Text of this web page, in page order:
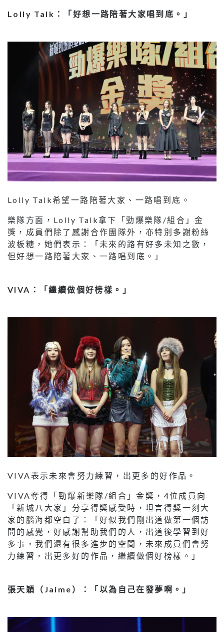
Lolly Talk：「好想一路陪著大家唱到底。」
Lolly Talk希望一路陪著大家、一路唱到底。
樂隊方面，Lolly Talk拿下「勁爆樂隊/組合」金
獎，成員們除了感謝合作團隊外，亦特別多謝粉絲
波板糖，她們表示：「未來的路有好多未知之數，
但好想一路陪著大家、一路唱到底。」
VIVA：「繼續做個好榜樣。」
VIVA表示未來會努力練習，出更多的好作品。
VIVA奪得「勁爆新樂隊/組合」金獎，4位成員向
「新城八大家」分享得獎感受時，坦言得獎一刻大
家的腦海都空白了：「好似我們剛出道做第一個訪
問的感覺，好感謝幫助我們的人，出道後學習到好
多事，我們還有很多進步的空間，未來成員們會努
力練習，出更多好的作品，繼續做個好榜樣。」
張天穎（Jaime）：「以為自己在發夢啊。」